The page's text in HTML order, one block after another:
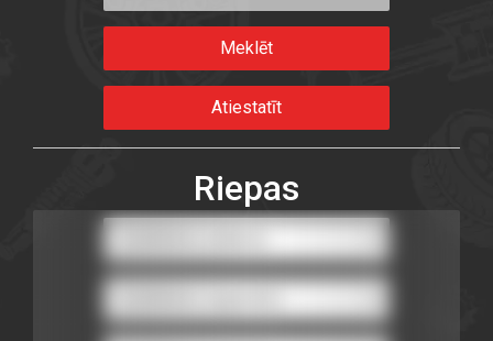
Riepas